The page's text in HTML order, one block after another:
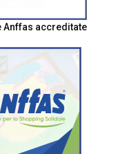
Anffas accreditate